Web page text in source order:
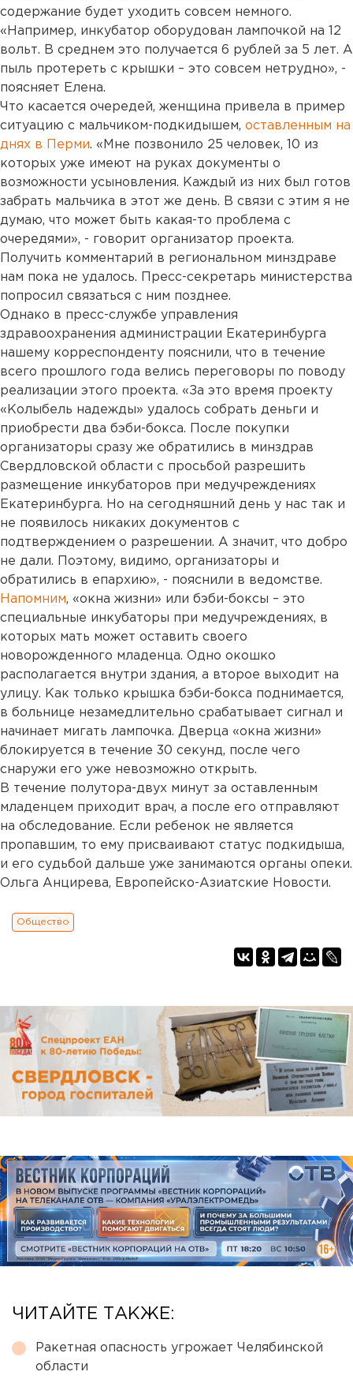
содержание будет уходить совсем немного.
«Например, инкубатор оборудован лампочкой на 12
вольт. В среднем это получается 6 рублей за 5 лет. А
пыль протереть с крышки – это совсем нетрудно», -
поясняет Елена.
Что касается очередей, женщина привела в пример
ситуацию с мальчиком-подкидышем, оставленным на
днях в Перми. «Мне позвонило 25 человек, 10 из
которых уже имеют на руках документы о
возможности усыновления. Каждый из них был готов
забрать мальчика в этот же день. В связи с этим я не
думаю, что может быть какая-то проблема с
очередями», - говорит организатор проекта.
Получить комментарий в региональном минздраве
нам пока не удалось. Пресс-секретарь министерства
попросил связаться с ним позднее.
Однако в пресс-службе управления
здравоохранения администрации Екатеринбурга
нашему корреспонденту пояснили, что в течение
всего прошлого года велись переговоры по поводу
реализации этого проекта. «За это время проекту
«Колыбель надежды» удалось собрать деньги и
приобрести два бэби-бокса. После покупки
организаторы сразу же обратились в минздрав
Свердловской области с просьбой разрешить
размещение инкубаторов при медучреждениях
Екатеринбурга. Но на сегодняшний день у нас так и
не появилось никаких документов с
подтверждением о разрешении. А значит, что добро
не дали. Поэтому, видимо, организаторы и
обратились в епархию», - пояснили в ведомстве.
Напомним, «окна жизни» или бэби-боксы – это
специальные инкубаторы при медучреждениях, в
которых мать может оставить своего
новорожденного младенца. Одно окошко
располагается внутри здания, а второе выходит на
улицу. Как только крышка бэби-бокса поднимается,
в больнице незамедлительно срабатывает сигнал и
начинает мигать лампочка. Дверца «окна жизни»
блокируется в течение 30 секунд, после чего
снаружи его уже невозможно открыть.
В течение полутора-двух минут за оставленным
младенцем приходит врач, а после его отправляют
на обследование. Если ребенок не является
пропавшим, то ему присваивают статус подкидыша,
и его судьбой дальше уже занимаются органы опеки.
Ольга Анцирева, Европейско-Азиатские Новости.
Общество
ЧИТАЙТЕ ТАКЖЕ:
Ракетная опасность угрожает Челябинской
области